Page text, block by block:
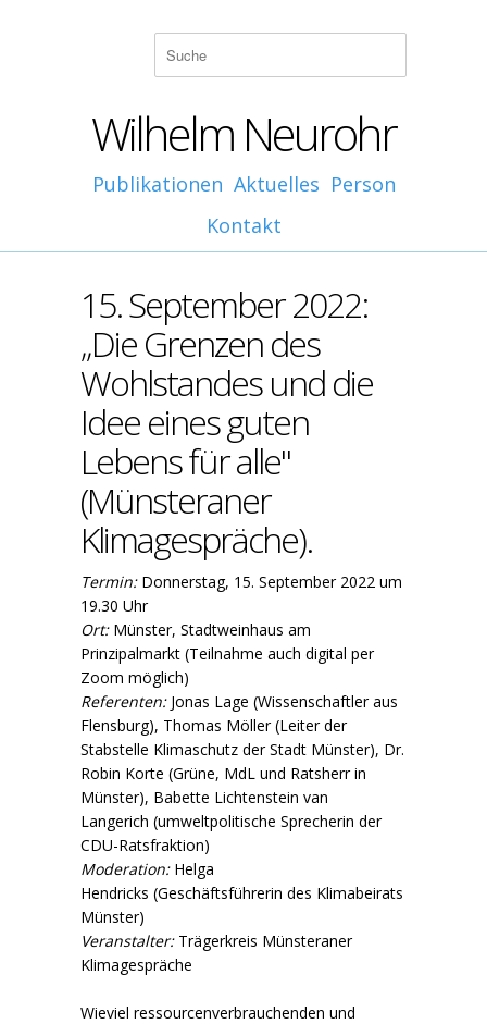
Wilhelm Neurohr
Publikationen Aktuelles Person
Kontakt
15. September 2022:
„Die Grenzen des
Wohlstandes und die
Idee eines guten
Lebens für alle"
(Münsteraner
Klimagespräche).
Termin:Donnerstag, 15. September 2022 um
19.30 Uhr
Ort:Münster, Stadtweinhaus am
Prinzipalmarkt (Teilnahme auch digital per
Zoom möglich)
Referenten:Jonas Lage (Wissenschaftler aus
Flensburg), Thomas Möller (Leiter der
Stabstelle Klimaschutz der Stadt Münster), Dr.
Robin Korte (Grüne, MdL und Ratsherr in
Münster), Babette Lichtenstein van
Langerich (umweltpolitische Sprecherin der
CDU-Ratsfraktion)
Moderation:Helga
Hendricks (Geschäftsführerin des Klimabeirats
Münster)
Veranstalter:Trägerkreis Münsteraner
Klimagespräche
Wieviel ressourcenverbrauchenden und